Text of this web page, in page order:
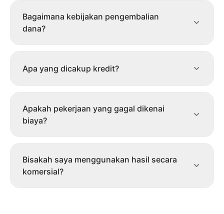
Bagaimana kebijakan pengembalian
dana?
Apa yang dicakup kredit?
Apakah pekerjaan yang gagal dikenai
biaya?
Bisakah saya menggunakan hasil secara
komersial?